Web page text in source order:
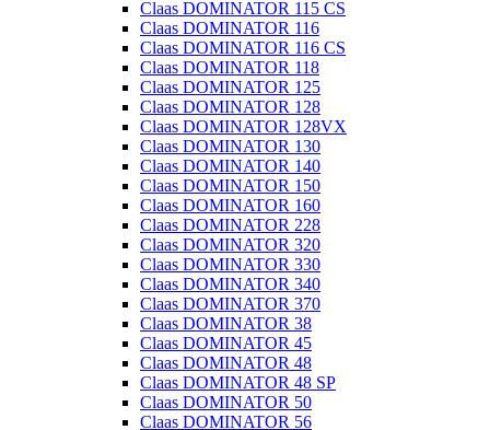
Claas DOMINATOR 115 CS
Claas DOMINATOR 116
Claas DOMINATOR 116 CS
Claas DOMINATOR 118
Claas DOMINATOR 125
Claas DOMINATOR 128
Claas DOMINATOR 128VX
Claas DOMINATOR 130
Claas DOMINATOR 140
Claas DOMINATOR 150
Claas DOMINATOR 160
Claas DOMINATOR 228
Claas DOMINATOR 320
Claas DOMINATOR 330
Claas DOMINATOR 340
Claas DOMINATOR 370
Claas DOMINATOR 38
Claas DOMINATOR 45
Claas DOMINATOR 48
Claas DOMINATOR 48 SP
Claas DOMINATOR 50
Claas DOMINATOR 56